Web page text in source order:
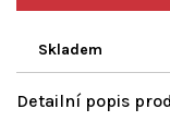
Skladem
Detailní popis